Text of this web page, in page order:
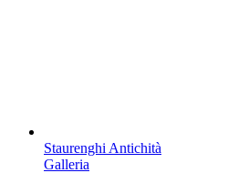
Staurenghi Antichità
Galleria